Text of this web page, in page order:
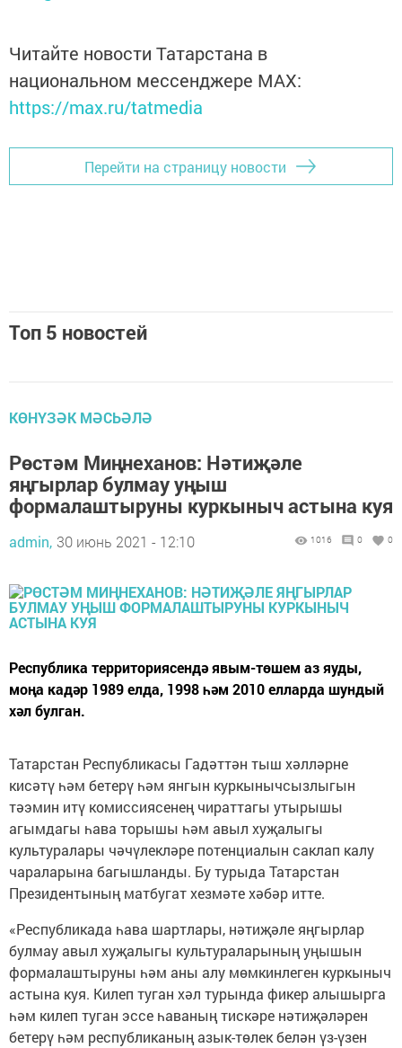
Читайте новости Татарстана в
национальном мессенджере MАХ:
https://max.ru/tatmedia
Перейти на страницу новости
Топ 5 новостей
КӨНҮЗӘК МӘСЬӘЛӘ
Рөстәм Миңнеханов: Нәтиҗәле
яңгырлар булмау уңыш
формалаштыруны куркыныч астына куя
admin, 30 июнь 2021 - 12:10 1016 0 0
Республика территориясендә явым-төшем аз яуды,
моңа кадәр 1989 елда, 1998 һәм 2010 елларда шундый
хәл булган.
Татарстан Республикасы Гадәттән тыш хәлләрне
кисәтү һәм бетерү һәм янгын куркынычсызлыгын
тәэмин итү комиссиясенең чираттагы утырышы
агымдагы һава торышы һәм авыл хуҗалыгы
культуралары чәчүлекләре потенциалын саклап калу
чараларына багышланды. Бу турыда Татарстан
Президентының матбугат хезмәте хәбәр итте.
«Республикада һава шартлары, нәтиҗәле яңгырлар
булмау авыл хуҗалыгы культураларының уңышын
формалаштыруны һәм аны алу мөмкинлеген куркыныч
астына куя. Килеп туган хәл турында фикер алышырга
һәм килеп туган эссе һаваның тискәре нәтиҗәләрен
бетерү һәм республиканың азык-төлек белән үз-үзен